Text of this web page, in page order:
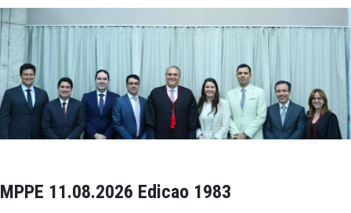
MPPE 11.08.2026 Edicao 1983